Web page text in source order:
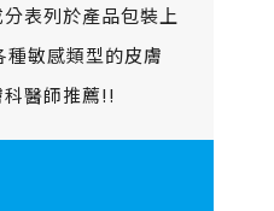
表列於產品包裝上
種敏感類型的皮膚
醫師推薦!!